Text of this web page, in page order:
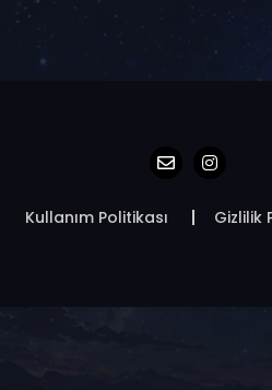
Kullanım Politikası Gizlilik